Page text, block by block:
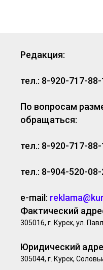
Редакция:
тел.: 8-920-717-88-
По вопросам
обращаться:
тел.: 8-920-717-88-
тел.: 8-904-520-08-
e-mail:
Фактический
305016, г. Курск, ул.
Юридический
305044, г. Курск,